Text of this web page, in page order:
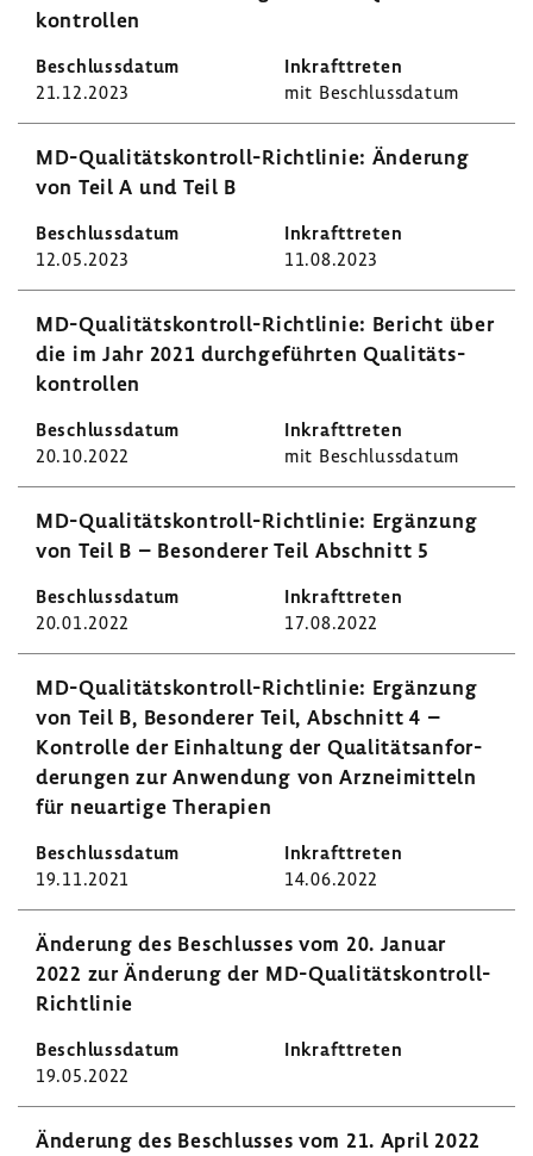
kon­trollen
21.12.2023 mit Beschluss­datum
MD-​Qualitätskontroll-Richtlinie: Ände­rung
von Teil A und Teil B
12.05.2023 11.08.2023
MD-​Qualitätskontroll-Richtlinie: Bericht über
die im Jahr 2021 durch­ge­führten Quali­täts­
kon­trollen
20.10.2022 mit Beschluss­datum
MD-​Qualitätskontroll-Richtlinie: Ergän­zung
von Teil B – Beson­derer Teil Abschnitt 5
20.01.2022 17.08.2022
MD-​Qualitätskontroll-Richtlinie: Ergän­zung
von Teil B, Beson­derer Teil, Abschnitt 4 –
Kontrolle der Einhal­tung der Quali­täts­an­for­
de­rungen zur Anwen­dung von Arznei­mit­teln
für neuar­tige Thera­pien
19.11.2021 14.06.2022
Ände­rung des Beschlusses vom 20. Januar
2022 zur Ände­rung der MD-​Qualitätskontroll-
Richtlinie
19.05.2022
Ände­rung des Beschlusses vom 21. April 2022